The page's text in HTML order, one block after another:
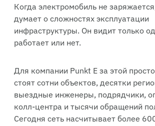
Когда электромобиль не
думает о сложностях эксплуатации
инфраструктуры. Он видит только
работает или нет.
Для компании Punkt E за этой
стоят сотни объектов, десятки
выездные инженеры, подрядчики,
колл-центра и тысячи обращений
Сегодня сеть насчитывает более